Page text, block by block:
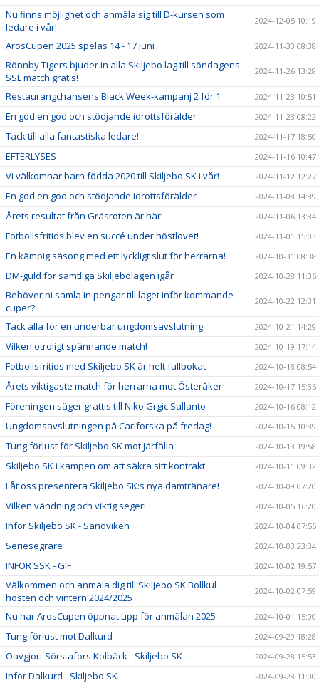
Nu finns möjlighet och anmäla sig till D-kursen som
ledare i vår!
2024-12-05 10:19
ArosCupen 2025 spelas 14 - 17 juni 2024-11-30 08:38
Rönnby Tigers bjuder in alla Skiljebo lag till söndagens
SSL match gratis!
2024-11-26 13:28
Restaurangchansens Black Week-kampanj 2 för 1 2024-11-23 10:51
En god en god och stödjande idrottsförälder 2024-11-23 08:22
Tack till alla fantastiska ledare! 2024-11-17 18:50
EFTERLYSES 2024-11-16 10:47
Vi välkomnar barn födda 2020 till Skiljebo SK i vår! 2024-11-12 12:27
En god en god och stödjande idrottsförälder 2024-11-08 14:39
Årets resultat från Gräsroten är här! 2024-11-06 13:34
Fotbollsfritids blev en succé under höstlovet! 2024-11-01 15:03
En kämpig säsong med ett lyckligt slut för herrarna! 2024-10-31 08:38
DM-guld för samtliga Skiljebolagen igår 2024-10-28 11:36
Behöver ni samla in pengar till laget inför kommande
cuper?
2024-10-22 12:31
Tack alla för en underbar ungdomsavslutning 2024-10-21 14:29
Vilken otroligt spännande match! 2024-10-19 17:14
Fotbollsfritids med Skiljebo SK är helt fullbokat 2024-10-18 08:54
Årets viktigaste match för herrarna mot Österåker 2024-10-17 15:36
Föreningen säger grattis till Niko Grgic Sallanto 2024-10-16 08:12
Ungdomsavslutningen på Carlforska på fredag! 2024-10-15 10:39
Tung förlust för Skiljebo SK mot Järfälla 2024-10-13 19:58
Skiljebo SK i kampen om att säkra sitt kontrakt 2024-10-11 09:32
Låt oss presentera Skiljebo SK:s nya damtränare! 2024-10-09 07:20
Vilken vändning och viktig seger! 2024-10-05 16:20
Inför Skiljebo SK - Sandviken 2024-10-04 07:56
Seriesegrare 2024-10-03 23:34
INFÖR SSK - GIF 2024-10-02 19:57
Välkommen och anmäla dig till Skiljebo SK Bollkul
hösten och vintern 2024/2025
2024-10-02 07:59
Nu har ArosCupen öppnat upp för anmälan 2025 2024-10-01 15:00
Tung förlust mot Dalkurd 2024-09-29 18:28
Oavgjort Sörstafors Kolbäck - Skiljebo SK 2024-09-28 15:53
Inför Dalkurd - Skiljebo SK 2024-09-28 11:00